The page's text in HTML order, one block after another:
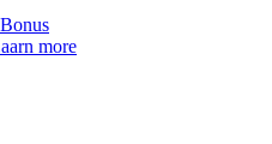
Bonus
more